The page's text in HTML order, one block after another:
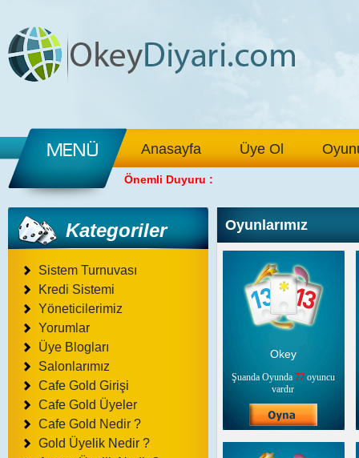
Anasayfa Üye Ol
Önemli Duyuru :
Kategoriler
Sistem Turnuvası
Kredi Sistemi
Yöneticilerimiz
Yorumlar
Üye Blogları
Salonlarımız
Cafe Gold Girişi
Cafe Gold Üyeler
Cafe Gold Nedir ?
Gold Üyelik Nedir ?
Oyunlarımız
Okey
Şuanda Oyunda 77oyuncu
vardır